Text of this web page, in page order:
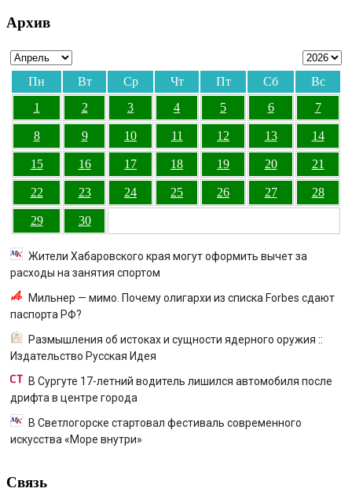
Архив
Пн Вт Ср Чт Пт Сб
Вс
1
2 3 4 5 6 7
8 9 10 11 12 13 14
15 16 17 18 19 20 21
22 23 24 25 26 27 28
29 30
Жители Хабаровского края могут оформить вычет за
расходы на занятия спортом
Мильнер — мимо. Почему олигархи из списка Forbes сдают
паспорта РФ?
Размышления об истоках и сущности ядерного оружия ::
Издательство Русская Идея
В Сургуте 17-летний водитель лишился автомобиля после
дрифта в центре города
В Светлогорске стартовал фестиваль современного
искусства «Море внутри»
Связь